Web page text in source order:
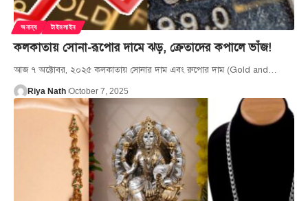
অনান্য টাইমলাইন
কলকাতায় সোনা-রূপোর দামে ঝড়, ক্রেতাদের কপালে ভাঁজ!
আজ ৭ অক্টোবর, ২০২৫ কলকাতায় সোনার দাম এবং রুপোর দাম (Gold and…
Riya Nath October 7, 2025